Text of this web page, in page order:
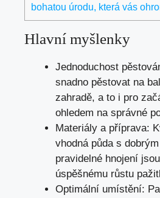
bohatou úrodu, která vás
Hlavní myšlenky
Jednoduchost
snadno pěstovat na
zahradě, a to i pro
ohledem na správné
Materiály a příprava:
vhodná půda s
pravidelné hnojení
úspěšnému růstu
Optimální umístění: